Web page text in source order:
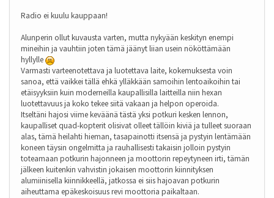
Radio ei kuulu kauppaan!
Alunperin ollut kuvausta varten, mutta nykyään keskityn enempi
mineihin ja vauhtiin joten tämä jäänyt liian usein nököttämään
hyllylle
Varmasti varteenotettava ja luotettava laite, kokemuksesta voin
sanoa, että vaikkei tällä ehkä ylläkkään samoihin lentoaikoihin tai
etäisyyksiin kuin moderneilla kaupallisilla laitteilla niin hexan
luotettavuus ja koko tekee siitä vakaan ja helpon operoida.
Itseltäni hajosi viime keväänä tästä yksi potkuri kesken lennon,
kaupalliset quad-kopterit olisivat olleet tällöin kiviä ja tulleet suoraan
alas, tämä heilahti hieman, tasapainotti itsensä ja pystyin lentämään
koneen täysin ongelmitta ja rauhallisesti takaisin jolloin pystyin
toteamaan potkurin hajonneen ja moottorin repeytyneen irti, tämän
jälkeen kuitenkin vahvistin jokaisen moottorin kiinnityksen
alumiinisella kiinnikkeellä, jatkossa ei siis hajoavan potkurin
aiheuttama epäkeskoisuus revi moottoria paikaltaan.